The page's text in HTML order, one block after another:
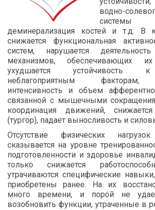
водно-
деминерализация костей и т.д. В
снижается функциональная
систем, нарушается
механизмов, обеспечивающих их
ухудшается устойчивость
неблагоприятным факторам;
интенсивность и объем
связанной с мышечными
координация движений,
(тургор), падает выносливость и
Отсутствие физических нагрузок
сказывается на уровне
подготовленности и здоровье
только снижается
утрачиваются специфические
приобретены ранее. На их
много времени, и порой не
возобновить функции, утраченные в